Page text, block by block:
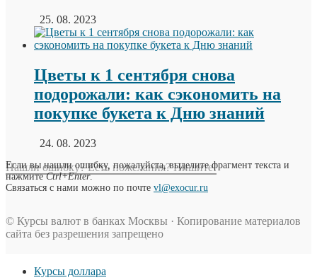
25. 08. 2023
Цветы к 1 сентября снова
подорожали: как сэкономить на
покупке букета к Дню знаний
24. 08. 2023
Нашли ошибку? Есть пожелания? Пишите!
Если вы нашли ошибку, пожалуйста, выделите фрагмент текста и
нажмитеCtrl+Enter.
Связаться с нами можно по почте vl@exocur.ru
© Курсы валют в банках Москвы · Копирование материалов
сайта без разрешения запрещено
Курсы доллара